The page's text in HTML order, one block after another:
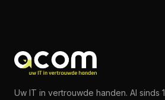
Uw IT in vertrouwde handen. Al sinds